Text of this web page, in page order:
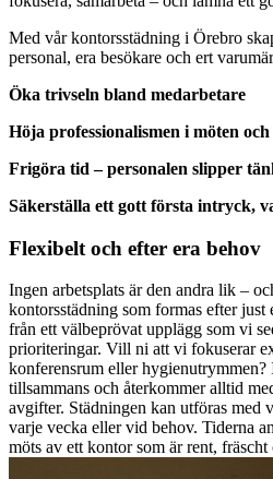
Med vår kontorsstädning i Örebro
personal, era besökare och ert
Öka trivseln bland medarbetare
Höja professionalismen i möten
Frigöra tid – personalen slipper
Säkerställa ett gott första intryck,
Flexibelt och efter era behov
Ingen arbetsplats är den andra lik –
kontorsstädning som formas efter
från ett välbeprövat upplägg som vi
prioriteringar. Vill ni att vi fokuserar
konferensrum eller
tillsammans och återkommer alltid
avgifter. Städningen kan utföras med
varje vecka eller vid behov. Tiderna
möts av ett kontor som är rent, fräscht